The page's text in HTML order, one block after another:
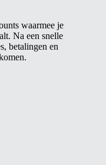
waarmee je
Na een snelle
betalingen en